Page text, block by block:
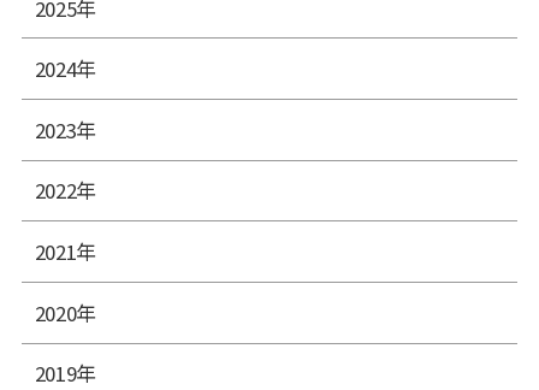
2025年
2024年
2023年
2022年
2021年
2020年
2019年